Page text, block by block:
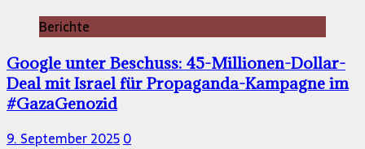
Berichte
Google unter Beschuss: 45-Millionen-Dollar-
Deal mit Israel für Propaganda-Kampagne im
#GazaGenozid
9. September 20250